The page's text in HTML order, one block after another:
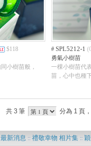
$118
小樹苗般，
# SPL5212-1 (
勇氣小樹苗
一棵小樹苗代
苗，心中也
共 3筆 分為 1頁
最新消息 :: 禮敬幸物 相片集::